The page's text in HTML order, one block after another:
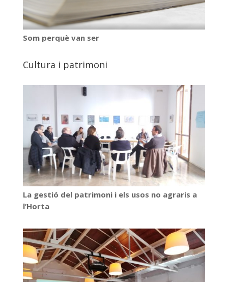
Som perquè van ser
Cultura i patrimoni
La gestió del patrimoni i els usos no agraris a
l’Horta